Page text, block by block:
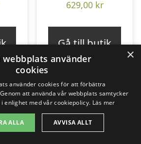
629,00 kr
Gå till butik
×
webbplats använder
cookies
använder cookies för att förbättra
att använda vår webbplats samtycker
enlighet med vår cookiepolicy. Läs mer
ALLA AVVISA ALLT